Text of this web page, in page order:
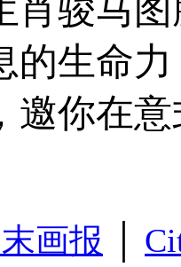
肖骏马
的生命
邀你在
画报